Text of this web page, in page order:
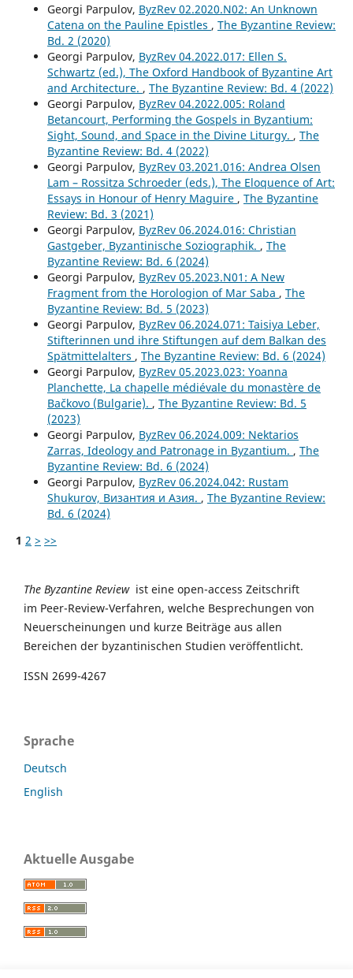
Georgi Parpulov, ByzRev 02.2020.N02: An Unknown
Catena on the Pauline Epistles , The Byzantine Review:
Bd. 2 (2020)
Georgi Parpulov, ByzRev 04.2022.017: Ellen S.
Schwartz (ed.), The Oxford Handbook of Byzantine Art
and Architecture. , The Byzantine Review: Bd. 4 (2022)
Georgi Parpulov, ByzRev 04.2022.005: Roland
Betancourt, Performing the Gospels in Byzantium:
Sight, Sound, and Space in the Divine Liturgy. , The
Byzantine Review: Bd. 4 (2022)
Georgi Parpulov, ByzRev 03.2021.016: Andrea Olsen
Lam – Rossitza Schroeder (eds.), The Eloquence of Art:
Essays in Honour of Henry Maguire , The Byzantine
Review: Bd. 3 (2021)
Georgi Parpulov, ByzRev 06.2024.016: Christian
Gastgeber, Byzantinische Soziographik. , The
Byzantine Review: Bd. 6 (2024)
Georgi Parpulov, ByzRev 05.2023.N01: A New
Fragment from the Horologion of Mar Saba , The
Byzantine Review: Bd. 5 (2023)
Georgi Parpulov, ByzRev 06.2024.071: Taisiya Leber,
Stifterinnen und ihre Stiftungen auf dem Balkan des
Spätmittelalters , The Byzantine Review: Bd. 6 (2024)
Georgi Parpulov, ByzRev 05.2023.023: Yoanna
Planchette, La chapelle médiévale du monastère de
Bačkovo (Bulgarie). , The Byzantine Review: Bd. 5
(2023)
Georgi Parpulov, ByzRev 06.2024.009: Nektarios
Zarras, Ideology and Patronage in Byzantium. , The
Byzantine Review: Bd. 6 (2024)
Georgi Parpulov, ByzRev 06.2024.042: Rustam
Shukurov, Византия и Азия. , The Byzantine Review:
Bd. 6 (2024)
1 2 > >>
The Byzantine Reviewist eine open-access Zeitschrift
im Peer-Review-Verfahren, welche Besprechungen von
Neuerscheinungen und kurze Beiträge aus allen
Bereichen der byzantinischen Studien veröffentlicht.
ISSN 2699-4267
Sprache
Deutsch
English
Aktuelle Ausgabe